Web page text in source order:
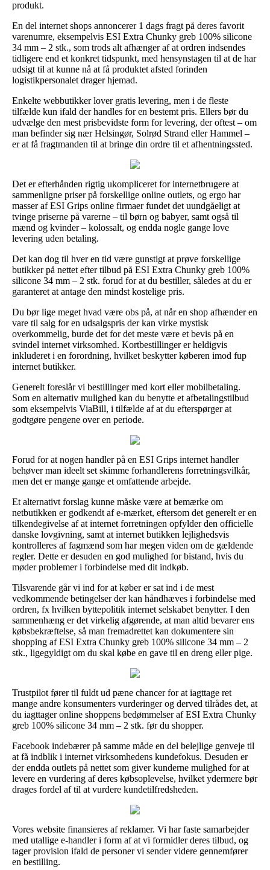
produkt.
En del internet shops annoncerer 1 dags fragt på deres favorit
varenumre, eksempelvis ESI Extra Chunky greb 100% silicone
34 mm – 2 stk., som trods alt afhænger af at ordren indsendes
tidligere end et konkret tidspunkt, med hensynstagen til at de har
udsigt til at kunne nå at få produktet afsted forinden
logistikpersonalet drager hjemad.
Enkelte webbutikker lover gratis levering, men i de fleste
tilfælde kun ifald der handles for en bestemt pris. Ellers bør du
udvælge den mest prisbevidste form for levering, der oftest – om
man befinder sig nær Helsingør, Solrød Strand eller Hammel –
er at få fragtmanden til at bringe din ordre til et afhentningssted.
Det er efterhånden rigtig ukompliceret for internetbrugere at
sammenligne priser på forskellige online outlets, og ergo har
masser af ESI Grips online firmaer fundet det uundgåeligt at
tvinge priserne på varerne – til børn og babyer, samt også til
mænd og kvinder – kolossalt, og endda nogle gange love
levering uden betaling.
Det kan dog til hver en tid være gunstigt at prøve forskellige
butikker på nettet efter tilbud på ESI Extra Chunky greb 100%
silicone 34 mm – 2 stk. forud for at du bestiller, således at du er
garanteret at antage den mindst kostelige pris.
Du bør lige meget hvad være obs på, at når en shop afhænder en
vare til salg for en udsalgspris der kan virke mystisk
overkommelig, burde det for det meste være et bevis på en
svindel internet virksomhed. Kortbestillinger er heldigvis
inkluderet i en forordning, hvilket beskytter køberen imod fup
internet butikker.
Generelt foreslår vi bestillinger med kort eller mobilbetaling.
Som en alternativ mulighed kan du benytte et afbetalingstilbud
som eksempelvis ViaBill, i tilfælde af at du efterspørger at
godtgøre pengene over en periode.
Forud for at nogen handler på en ESI Grips internet handler
behøver man ideelt set skimme forhandlerens forretningsvilkår,
men det er mange gange et omfattende arbejde.
Et alternativt forslag kunne måske være at bemærke om
netbutikken er godkendt af e-mærket, eftersom det generelt er en
tilkendegivelse af at internet forretningen opfylder den officielle
danske lovgivning, samt at internet butikken lejlighedsvis
kontrolleres af fagmænd som har megen viden om de gældende
regler. Dette er desuden en god mulighed for bistand, hvis du
møder problemer i forbindelse med dit indkøb.
Tilsvarende går vi ind for at køber er sat ind i de mest
vedkommende betingelser der kan håndhæves i forbindelse med
ordren, fx hvilken byttepolitik internet selskabet benytter. I den
sammenhæng er det virkelig afgørende, at man altid bevarer ens
købsbekræftelse, så man fremadrettet kan dokumentere sin
shopping af ESI Extra Chunky greb 100% silicone 34 mm – 2
stk., ligegyldigt om du skal købe en gave til en dreng eller pige.
Trustpilot fører til fuldt ud pæne chancer for at iagttage ret
mange andre konsumenters vurderinger og derved tilrådes det, at
du iagttager online shoppens bedømmelser af ESI Extra Chunky
greb 100% silicone 34 mm – 2 stk. før du shopper.
Facebook indebærer på samme måde en del belejlige genveje til
at få indblik i internet virksomhedens kundefokus. Desuden er
der endda outlets på nettet som giver kunderne mulighed for at
levere en vurdering af deres købsoplevelse, hvilket ydermere bør
drages fordel af til at vurdere kundetilfredsheden.
Vores website finansieres af reklamer. Vi har faste samarbejder
med utallige e-handler i form af at vi formidler deres tilbud, og
tager provision ifald de personer vi sender videre gennemfører
en bestilling.